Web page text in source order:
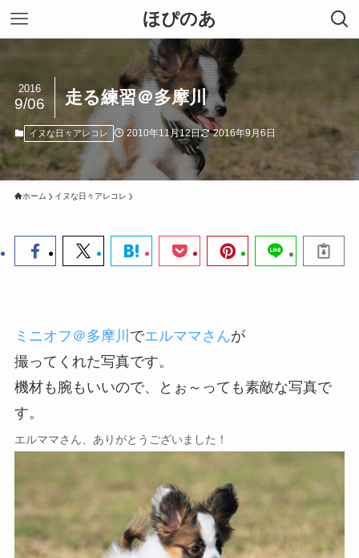
ほぴのあ
走る練習＠多摩川
2016
9/06
イヌな日々アレコレ 2010年11月12日 2016年9月6日
ホーム イヌな日々アレコレ
ミニオフ＠多摩川 でエルママさんが
撮ってくれた写真です。
機材も腕もいいので、とぉ～っても素敵な写真で
す。
エルママさん、ありがとうございました！